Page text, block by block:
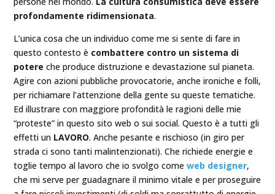
profondamente ridimensionata.
L’unica cosa che un individuo come me si sente di fare in
questo contesto è combattere contro un sistema di
potere che produce distruzione e devastazione sul pianeta.
Agire con azioni pubbliche provocatorie, anche ironiche e folli,
per richiamare l’attenzione della gente su queste tematiche.
Ed illustrare con maggiore profondità le ragioni delle mie
“proteste” in questo sito web o sui social. Questo è a tutti gli
effetti un LAVORO. Anche pesante e rischioso (in giro per
strada ci sono tanti malintenzionati). Che richiede energie e
toglie tempo al lavoro che io svolgo come web designer,
che mi serve per guadagnare il minimo vitale e per proseguire